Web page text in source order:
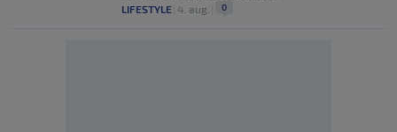
LIFESTYLE 4. aug. 0